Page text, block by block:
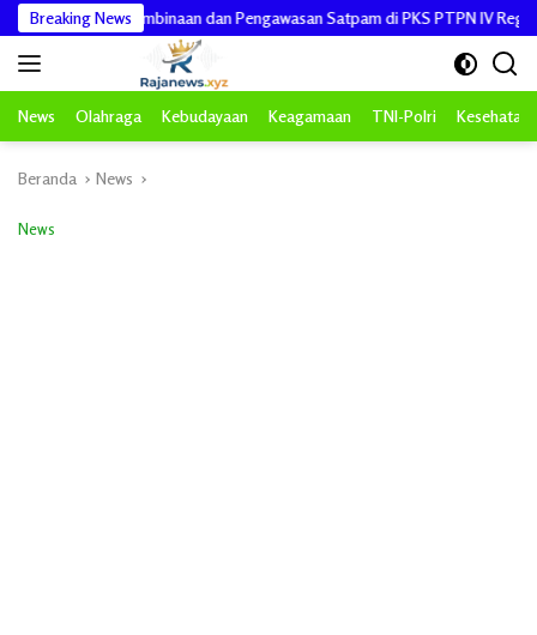
Langsung
ke
konten
Breaking News
Pembinaan dan Pengawasan Satpam di PKS PTPN IV Regional 6
News Olahraga Kebudayaan Keagamaan TNI-Polri Kesehatan
Beranda News
News